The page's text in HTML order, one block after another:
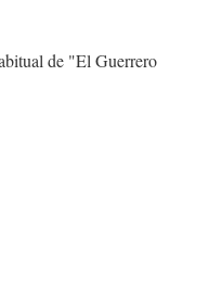
de "El Guerrero